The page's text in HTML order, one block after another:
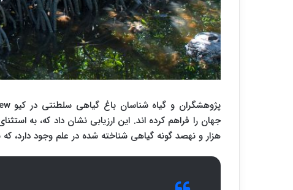
پژوهشگران و گیاه شناسان باغ گیاهی سلطنتی در کیو
هزار و نهصد گونه گیاهی شناخته شده در علم وجود دارد، که بیش از 369هزارگونه آن را گیاهان گل دار